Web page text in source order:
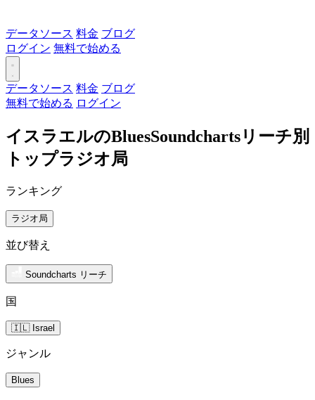
データソース 料金 ブログ
ログイン 無料で始める
データソース 料金 ブログ
無料で始める ログイン
イスラエルのBluesSoundchartsリーチ別
トップラジオ局
ランキング
ラジオ局
並び替え
Soundcharts リーチ
国
🇮🇱 Israel
ジャンル
Blues